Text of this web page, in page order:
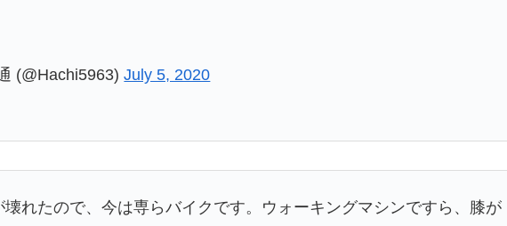
(@Hachi5963)July 5, 2020
れたので、今は専らバイクです。ウォーキングマシンですら、膝が